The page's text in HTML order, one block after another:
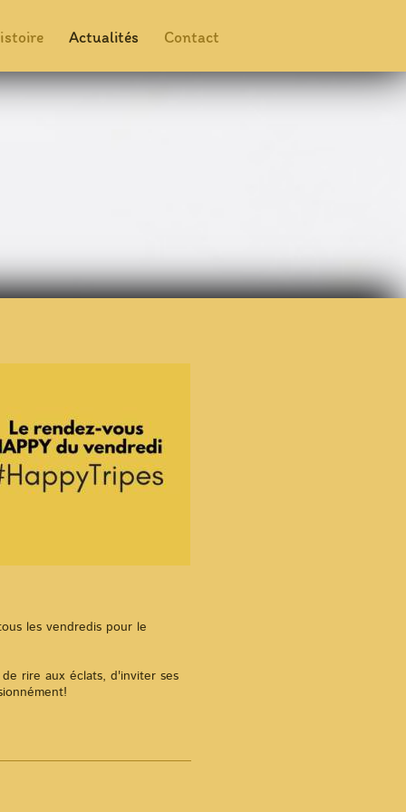
Actualités Contact
les vendredis pour le
rire aux éclats, d'inviter ses